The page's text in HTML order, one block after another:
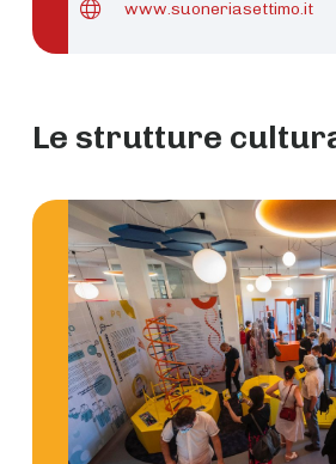
www.suoneriasettimo.it
Le strutture